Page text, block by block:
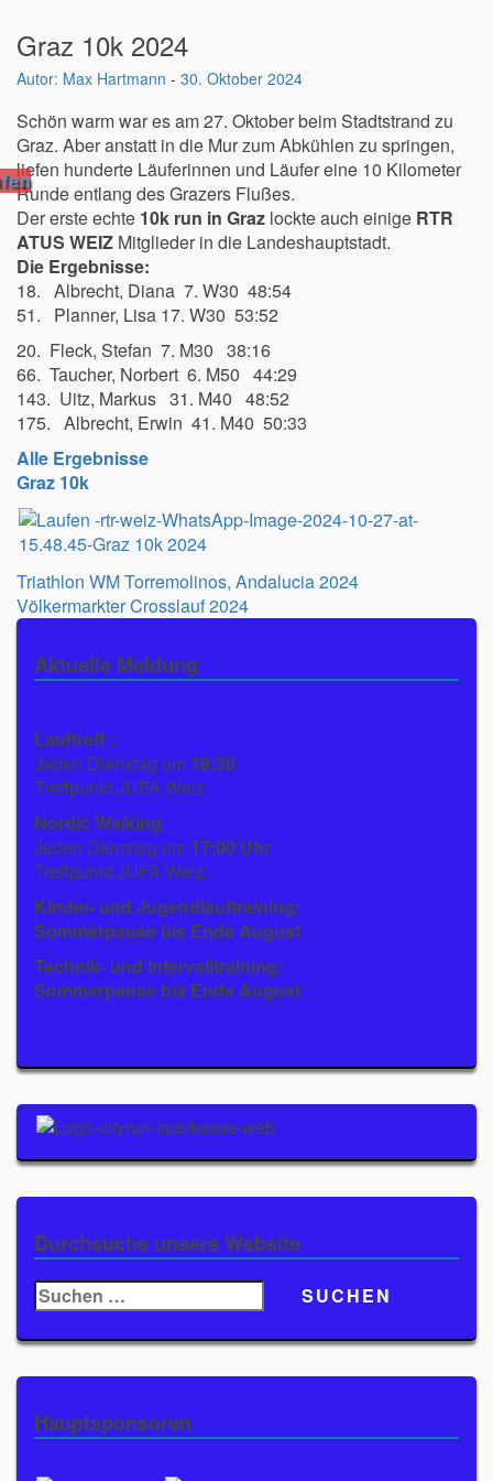
Graz 10k 2024
Max Hartmann - 30. Oktober 2024
Schön warm war es am 27. Oktober beim Stadtstrand zu
Graz. Aber anstatt in die Mur zum Abkühlen zu springen,
liefen hunderte Läuferinnen und Läufer eine 10 Kilometer
Runde entlang des Grazers Flußes.
Der erste echte 10k run in Graz lockte auch einige RTR
ATUS WEIZ Mitglieder in die Landeshauptstadt.
Die Ergebnisse:
18. Albrecht, Diana 7. W30 48:54
51. Planner, Lisa 17. W30 53:52
20. Fleck, Stefan 7. M30 38:16
66. Taucher, Norbert 6. M50 44:29
143. Uitz, Markus 31. M40 48:52
175. Albrecht, Erwin 41. M40 50:33
Alle Ergebnisse
Graz 10k
Beitragsnavigation
Triathlon WM Torremolinos, Andalucia 2024
Völkermarkter Crosslauf 2024
Aktuelle Meldung
Lauftreff :
Jeden Dienstag um 18:30
Treffpunkt JUFA Weiz
Nordic Walking:
Jeden Dienstag um 17:00 Uhr
Treffpunkt JUFA Weiz
Kinder- und Jugendlauftraining:
Sommerpause bis Ende August
Technik- und Intervalltraining:
Sommerpause bis Ende August
Durchsuche unsere Website
Suchen
nach:
Hauptsponsoren